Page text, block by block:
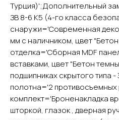
Турция)';Дополнительный
ЗВ 8-6 К5 (4-го класса
снаружи='Современная
мм с наличником, цвет
отделка='Сборная MDF
вставками, цвет "Бетон
подшипниках скрытого типа -
полотна='2
комплект='Броненакладка
шторкой, глазок , дверная
Контакты
О компании
Доставка и оплата
Акции
Фурнитура
Арки
Межкомнатные двери
Входные двери
Каталог